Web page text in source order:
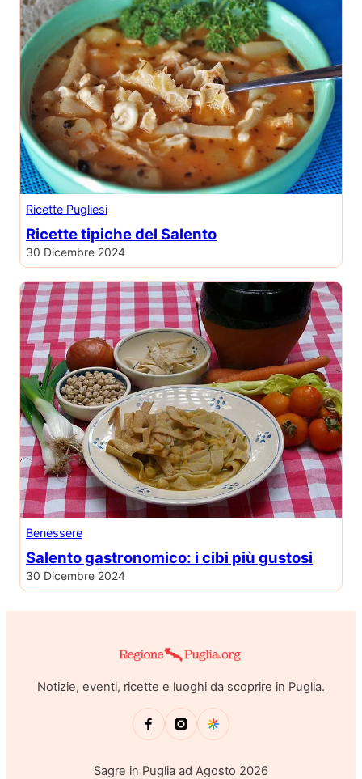
Ricette Pugliesi
Ricette tipiche del Salento
30 Dicembre 2024
Benessere
Salento gastronomico: i cibi più gustosi
30 Dicembre 2024
Notizie, eventi, ricette e luoghi da scoprire in Puglia.
Sagre in Puglia ad Agosto 2026